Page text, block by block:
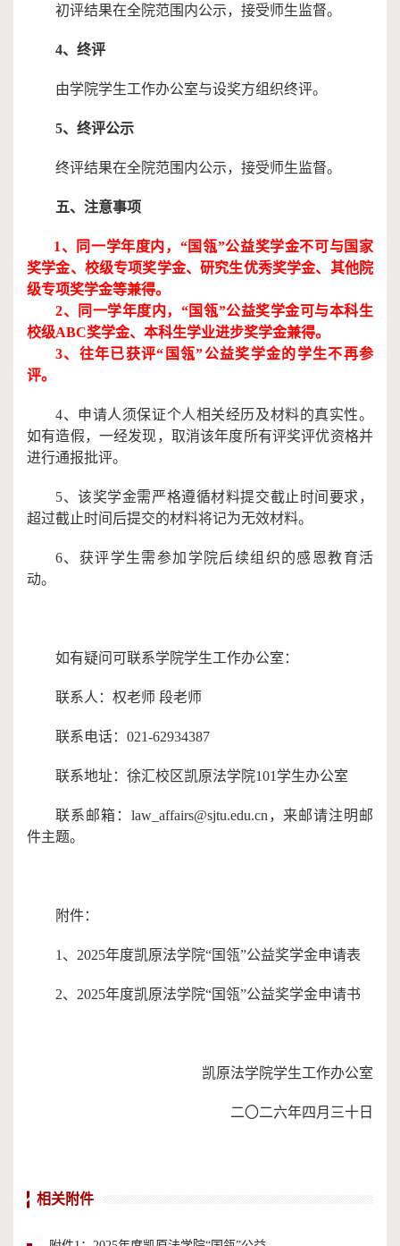
初评结果在全院范围内公示，接受师生监督。
4、终评
由学院学生工作办公室与设奖方组织终评。
5、终评公示
终评结果在全院范围内公示，接受师生监督。
五、注意事项
1、同一学年度内，“国瓴”公益奖学金不可与国家
奖学金、校级专项奖学金、研究生优秀奖学金、其他院
级专项奖学金等兼得。
2、同一学年度内，“国瓴”公益奖学金可与本科生
校级ABC奖学金、本科生学业进步奖学金兼得。
3、往年已获评“国瓴”公益奖学金的学生不再参
评。
4、申请人须保证个人相关经历及材料的真实性。
如有造假，一经发现，取消该年度所有评奖评优资格并
进行通报批评。
5、该奖学金需严格遵循材料提交截止时间要求，
超过截止时间后提交的材料将记为无效材料。
6、获评学生需参加学院后续组织的感恩教育活
动。
如有疑问可联系学院学生工作办公室：
联系人：权老师 段老师
联系电话：021-62934387
联系地址：徐汇校区凯原法学院101学生办公室
联系邮箱：law_affairs@sjtu.edu.cn，来邮请注明邮
件主题。
附件：
1、2025年度凯原法学院“国瓴”公益奖学金申请表
2、2025年度凯原法学院“国瓴”公益奖学金申请书
凯原法学院学生工作办公室
二〇二六年四月三十日
相关附件